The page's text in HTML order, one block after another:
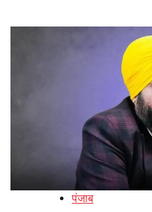
पंजाब